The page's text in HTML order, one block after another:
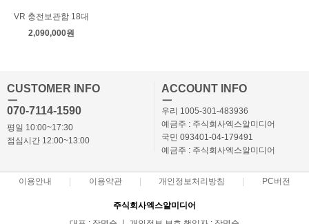
VR 충전보관함 18대
2,090,000원
CUSTOMER INFO
ㅡ
070-7114-1590
평일 10:00~17:30
점심시간 12:00~13:00
ACCOUNT INFO
ㅡ
우리 1005-301-483936
예금주 : 주식회사엑스알미디어
국민 093401-04-179491
예금주 : 주식회사엑스알미디어
이용안내 이용약관 개인정보처리방침 PC버전
주식회사엑스알미디어